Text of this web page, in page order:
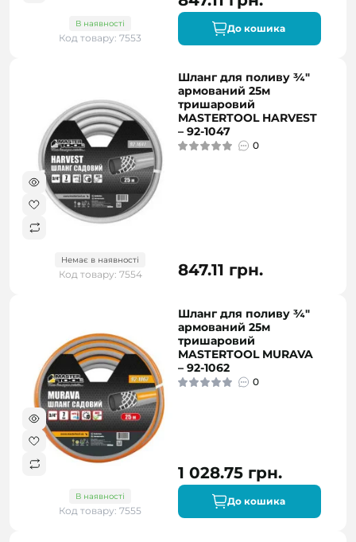
В наявності
Код товару: 7553
До кошика
Немає в наявності
Код товару: 7554
Шланг для поливу ¾"
армований 25м
тришаровий
MASTERTOOL HARVEST
– 92-1047
0
847.11 грн.
В наявності
Код товару: 7555
Шланг для поливу ¾"
армований 25м
тришаровий
MASTERTOOL MURAVA
– 92-1062
0
1 028.75 грн.
До кошика